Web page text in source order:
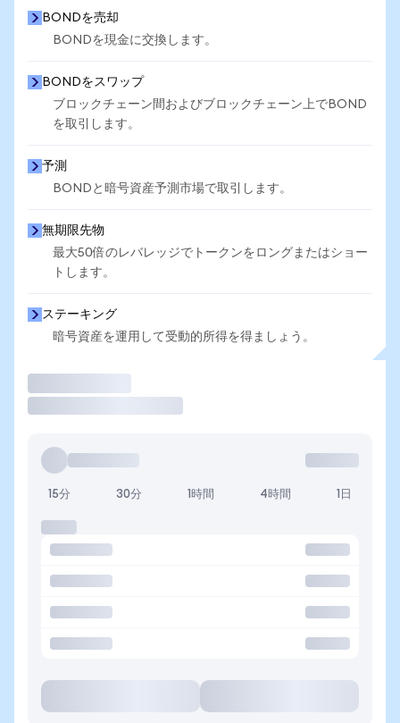
BONDを売却
BONDを現金に交換します。
BONDをスワップ
ブロックチェーン間およびブロックチェーン上でBOND
を取引します。
予測
BONDと暗号資産予測市場で取引します。
無期限先物
最大50倍のレバレッジでトークンをロングまたはショー
トします。
ステーキング
暗号資産を運用して受動的所得を得ましょう。
15分 30分 1時間 4時間 1日